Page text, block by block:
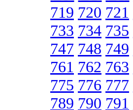
719 720 721
733 734 735
747 748 749
761 762 763
775 776 777
789 790 791